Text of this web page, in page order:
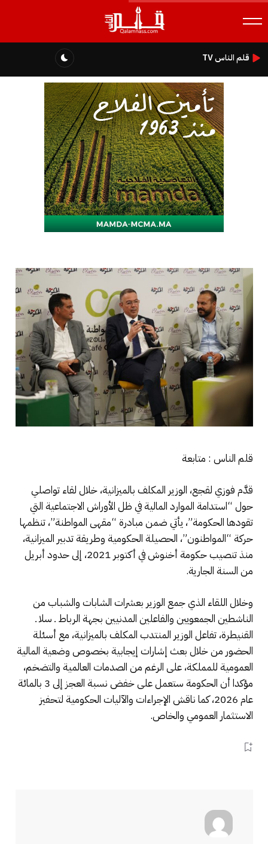
قلم الناس TV
قلم الناس : متابعة
قدَّم فوزي لقجع، الوزير المكلف بالميزانية، خلال لقاء تواصلي
حول “استدامة الموارد المالية في ظل الأوراش الاجتماعية التي
تقودها الحكومة”، يأتي ضمن مبادرة “مقهى المواطنة”، تنظمها
حركة “المواطنون”، الحصيلة الحكومية وطريقة تدبير الميزانية،
منذ تنصيب حكومة أخنوش في أكتوبر 2021، إلى حدود أبريل
من السنة الجارية.
وخلال اللقاء الذي جمع الوزير بعشرات الشابات والشباب من
الناشطين الجمعويين والفاعلين المدنيين بجهة الرباط ـ سلا ـ
القنيطرة، تفاعل الوزير المنتدب المكلف بالميزانية، مع أسئلة
الحضور من خلال بعث إشارات إيجابية بخصوص وضعية المالية
العمومية للمملكة، على الرغم من الصدمات العالمية والتضخم،
مؤكدا أن الحكومة ستعمل على خفض نسبة العجز إلى 3 بالمائة
عام 2026، كما ناقش الإجراءات والآليات الحكومية لتحفيز
الاستثمار العمومي والخاص.